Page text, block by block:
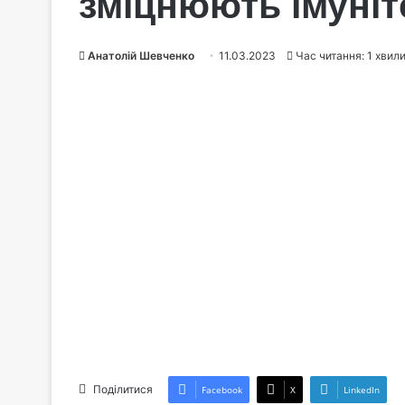
Анатолій Шевченко 11.03.2023 Час читання: 1
Поділитися Facebook X LinkedIn